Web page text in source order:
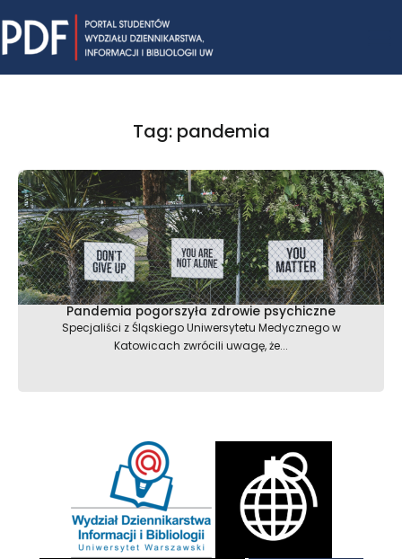
to
content
Tag: pandemia
Pandemia pogorszyła zdrowie psychiczne
Specjaliści z Śląskiego Uniwersytetu Medycznego w
Katowicach zwrócili uwagę, że...